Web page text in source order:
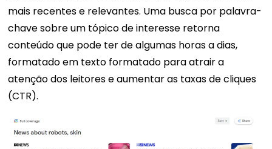
mais recentes e relevantes. Uma busca por palavra-
chave sobre um tópico de interesse retorna
conteúdo que pode ter de algumas horas a dias,
formatado em texto formatado para atrair a
atenção dos leitores e aumentar as taxas de cliques
(CTR).